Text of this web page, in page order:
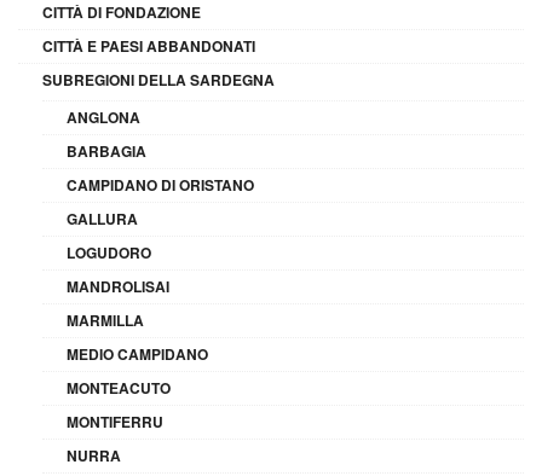
CITTÀ DI FONDAZIONE
CITTÀ E PAESI ABBANDONATI
SUBREGIONI DELLA SARDEGNA
ANGLONA
BARBAGIA
CAMPIDANO DI ORISTANO
GALLURA
LOGUDORO
MANDROLISAI
MARMILLA
MEDIO CAMPIDANO
MONTEACUTO
MONTIFERRU
NURRA